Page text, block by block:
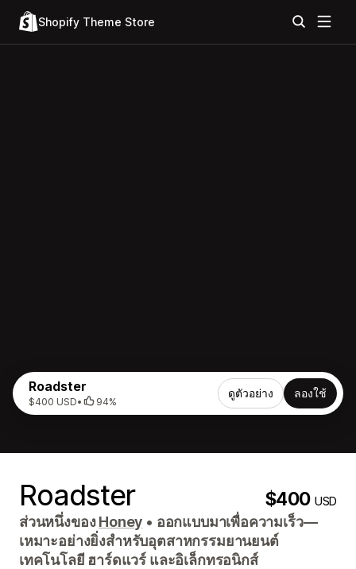
Shopify Theme Store
Roadster
$400 USD• 94%
ดูตัวอย่าง ลองใช้
Roadster $400USD
ส่วนหนึ่งของHoney • ออกแบบมาเพื่อความเร็ว—
เหมาะอย่างยิ่งสำหรับอุตสาหกรรมยานยนต์
เทคโนโลยี ฮาร์ดแวร์ และอิเล็กทรอนิกส์